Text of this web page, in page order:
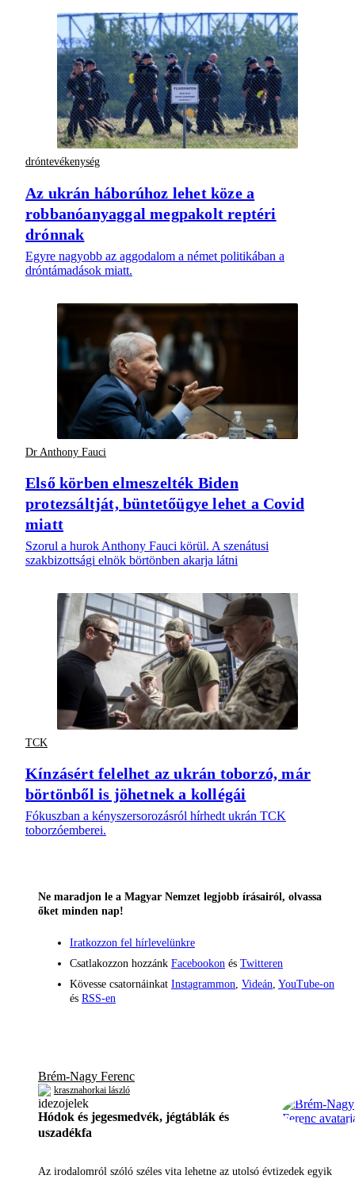
dróntevékenység
Az ukrán háborúhoz lehet köze a
robbanóanyaggal megpakolt reptéri
drónnak
Egyre nagyobb az aggodalom a német politikában a
dróntámadások miatt.
Dr Anthony Fauci
Első körben elmeszelték Biden
protezsáltját, büntetőügye lehet a Covid
miatt
Szorul a hurok Anthony Fauci körül. A szenátusi
szakbizottsági elnök börtönben akarja látni
TCK
Kínzásért felelhet az ukrán toborzó, már
börtönből is jöhetnek a kollégái
Fókuszban a kényszersorozásról hírhedt ukrán TCK
toborzóemberei.
Ne maradjon le a Magyar Nemzet legjobb írásairól, olvassa
őket minden nap!
Iratkozzon fel hírlevelünkre
Csatlakozzon hozzánk Facebookon és Twitteren
Kövesse csatornáinkat Instagrammon, Videán, YouTube-on
és RSS-en
Brém-Nagy Ferenc
krasznahorkai lászló
Hódok és jegesmedvék, jégtáblák és
uszadékfa
Az irodalomról szóló széles vita lehetne az utolsó évtizedek egyik